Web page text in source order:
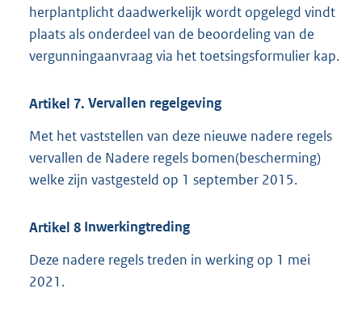
herplantplicht daadwerkelijk wordt opgelegd vindt
plaats als onderdeel van de beoordeling van de
vergunningaanvraag via het toetsingsformulier kap.
Artikel 7. Vervallen regelgeving
Met het vaststellen van deze nieuwe nadere regels
vervallen de Nadere regels bomen(bescherming)
welke zijn vastgesteld op 1 september 2015.
Artikel 8 Inwerkingtreding
Deze nadere regels treden in werking op 1 mei
2021.